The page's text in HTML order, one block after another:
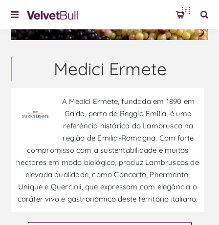
0
Medici Ermete
A Medici Ermete, fundada em 1890 em
Gaida, perto de Reggio Emilia, é uma
referência histórica do Lambrusco na
região de Emilia-Romagna. Com forte
compromisso com a sustentabilidade e muitos
hectares em modo biológico, produz Lambruscos de
elevada qualidade, como Concerto, Phermento,
Unique e Quercioli, que expressam com elegância o
caráter vivo e gastronómico deste território italiano.